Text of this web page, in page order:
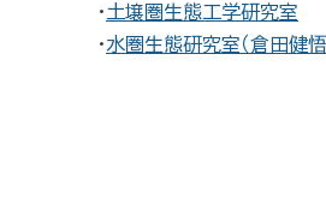
・土壌圏生態工学研究室
・水圏生態研究室（倉田健悟